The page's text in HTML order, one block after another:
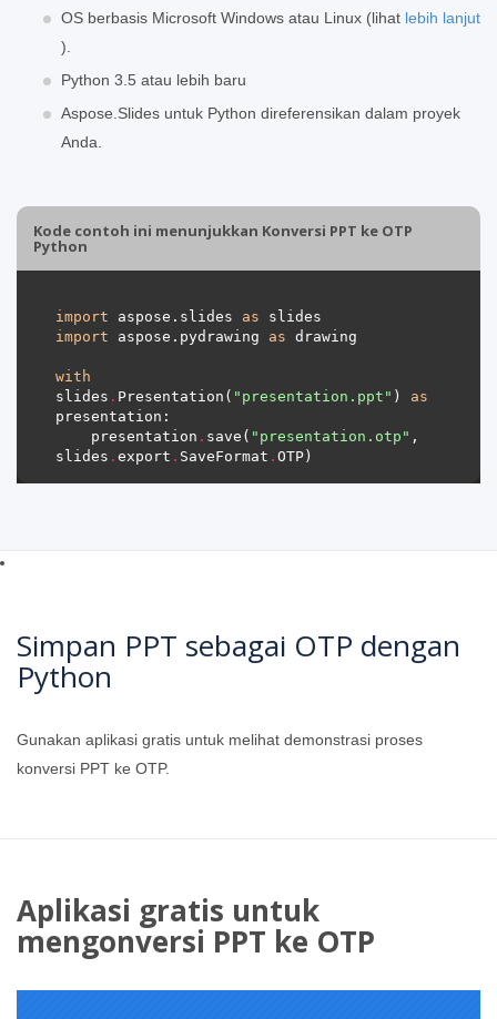
OS berbasis Microsoft Windows atau Linux (lihat lebih lanjut
).
Python 3.5 atau lebih baru
Aspose.Slides untuk Python direferensikan dalam proyek
Anda.
Kode contoh ini menunjukkan Konversi PPT ke OTP
Python
import aspose.slides as
import aspose.pydrawing as
with
slides . Presentation( "presentation.ppt" ) as
    presentation
. save( "presentation.otp" ,
slides . export . SaveFormat .
Simpan PPT sebagai OTP dengan
Python
Gunakan aplikasi gratis untuk melihat demonstrasi proses
konversi PPT ke OTP.
Aplikasi gratis untuk
mengonversi PPT ke OTP